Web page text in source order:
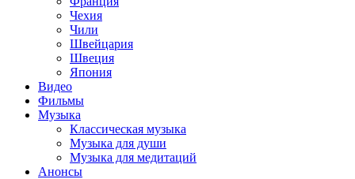
Чехия
Чили
Швейцария
Швеция
Япония
Видео
Фильмы
Музыка
Классическая музыка
Музыка для души
Музыка для медитаций
Анонсы